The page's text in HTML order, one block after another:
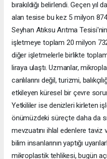
bırakıldığı belirlendi. Geçen
alan tesise bu kez 5 milyon
Seyhan Atıksu Arıtma
işletmeye toplam 20 milyon
diğer işletmelerle birlikte
liraya ulaştı. Uzmanlar,
canlılarını değil, turizmi,
etkileyen küresel bir çevre
Yetkililer ise denizleri kirleten
önümüzdeki süreçte daha da
mevzuatını ihlal edenlere
bilim insanlarının yaptığı
mikroplastik tehlikesi, bugün